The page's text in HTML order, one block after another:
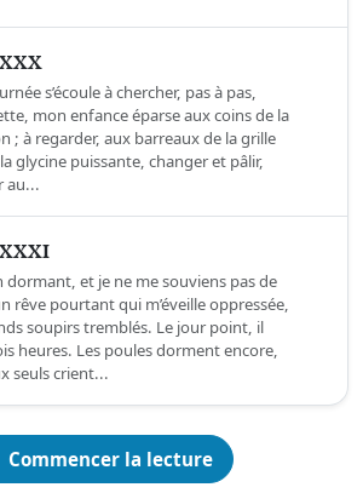
s’écoule à chercher, pas à pas,
mon enfance éparse aux coins de la
; à regarder, aux barreaux de la grille
glycine puissante, changer et pâlir,
au...
dormant, et je ne me souviens pas de
rêve pourtant qui m’éveille oppressée,
soupirs tremblés. Le jour point, il
heures. Les poules dorment encore,
seuls crient...
Commencer la lecture